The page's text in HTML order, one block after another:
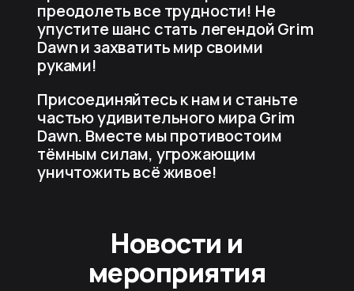
преодолеть все трудности! Не
упустите шанс стать легендой Grim
Dawn и захватить мир своими
руками!
Присоединяйтесь к нам и станьте
частью удивительного мира Grim
Dawn. Вместе мы противостоим
тёмным силам, угрожающим
уничтожить всё живое!
Новости и
мероприятия